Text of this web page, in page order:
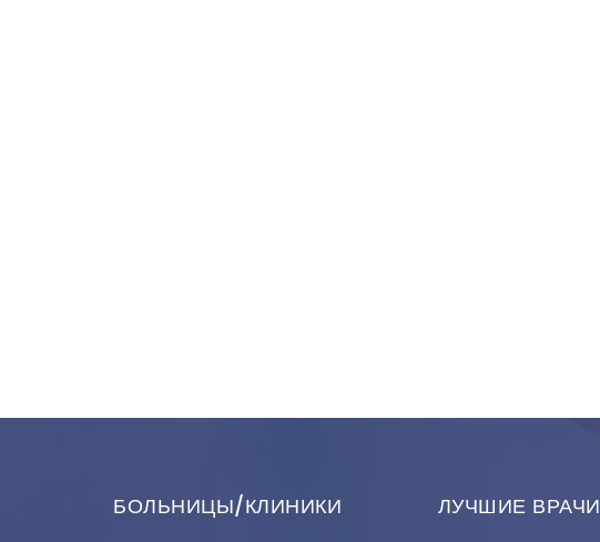
БОЛЬНИЦЫ/КЛИНИКИ ЛУЧШИЕ ВРАЧИ